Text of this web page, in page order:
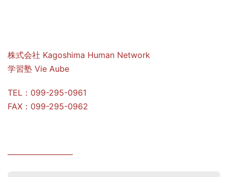
株式会社 Kagoshima Human Network
学習塾 Vie Aube
TEL：099-295-0961
FAX：099-295-0962
————————